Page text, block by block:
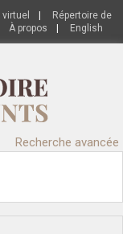
Répertoire de
À propos English
Recherche avancée